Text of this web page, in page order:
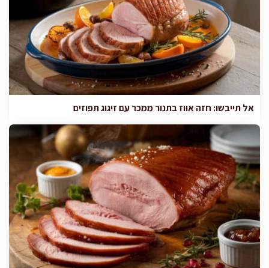
אל תייבשו: חזה אווז בתנור ממכר עם זיגוג תפוזים